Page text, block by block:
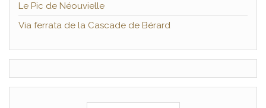
Le Pic de Néouvielle
Via ferrata de la Cascade de Bérard